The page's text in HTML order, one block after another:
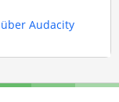
Audacity